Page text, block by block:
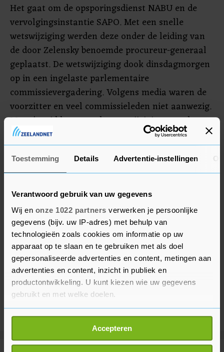
Toestemming Details Advertentie-instellingen
Verantwoord gebruik van uw gegevens
Wij en onze 1022 partners verwerken je persoonlijke
gegevens (bijv. uw IP-adres) met behulp van
technologieën zoals cookies om informatie op uw
apparaat op te slaan en te gebruiken met als doel
gepersonaliseerde advertenties en content, metingen aan
advertenties en content, inzicht in publiek en
productontwikkeling. U kunt kiezen wie uw gegevens
gebruikt en met welke doelen.
Als u het toestaat, willen we ook graag:
Informatie verzamelen over uw geografische
locatie, die tot een paar meter nauwkeurig kan zijn
Accepteren
Het gaat om de opsporingsdienst NABU en de
vervolgingsinstantie SAPO. Met een snelle
wetswijziging werden deze onder de leiding van
de door Zelensky benoemde procureur-generaal
geplaatst. De wetswijziging dook dinsdagmorgen
op in een ingelaste parlementaire
commissievergadering. Volgens media waren de
voorzitter en veel commissieleden niet aanwezig.
Maar 's middags was de wetswijziging met de
handtekening van de president doorgevoerd.